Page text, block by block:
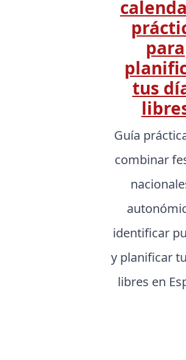
para
tus
Guía
combinar
identificar
y planificar
libres en